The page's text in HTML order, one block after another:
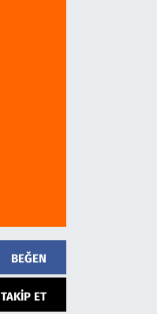
BEĞEN
TAKIP ET